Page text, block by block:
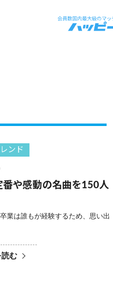
レンド
や感動の名曲を150人
業は誰もが経験するため、思い出
む